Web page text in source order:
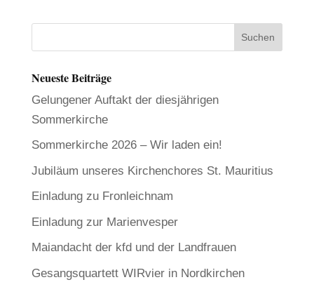
Neueste Beiträge
Gelungener Auftakt der diesjährigen
Sommerkirche
Sommerkirche 2026 – Wir laden ein!
Jubiläum unseres Kirchenchores St. Mauritius
Einladung zu Fronleichnam
Einladung zur Marienvesper
Maiandacht der kfd und der Landfrauen
Gesangsquartett WIRvier in Nordkirchen